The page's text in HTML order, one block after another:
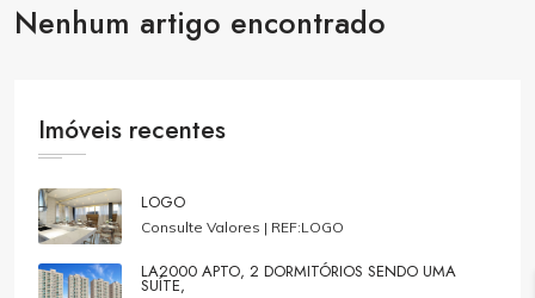
Nenhum artigo encontrado
Imóveis recentes
LOGO
Consulte Valores | REF:LOGO
LA2000 APTO, 2 DORMITÓRIOS SENDO UMA
SUÍTE,